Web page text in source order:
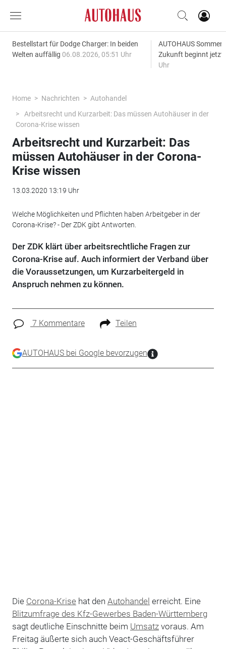
Bestellstart für Dodge Charger: In beiden
Welten auffällig 06.08.2026, 05:51 Uhr
AUTOHAUS
Zukunft beginnt jetzt
Uhr
Home Nachrichten
Autohandel
Arbeitsrecht und Kurzarbeit: Das müssen Autohäuser in der
Corona-Krise wissen
Arbeitsrecht und Kurzarbeit: Das
müssen Autohäuser in der Corona-
Krise wissen
13.03.2020 13:19 Uhr
Welche Möglichkeiten und Pflichten haben Arbeitgeber in der
Corona-Krise? - Der ZDK gibt Antworten.
Der ZDK klärt über arbeitsrechtliche Fragen zur
Corona-Krise auf. Auch informiert der Verband über
die Voraussetzungen, um Kurzarbeitergeld in
Anspruch nehmen zu können.
7 Kommentare Teilen
AUTOHAUS bei Google bevorzugen
Die Corona-Krise hat den Autohandel erreicht. Eine
Blitzumfrage des Kfz-Gewerbes Baden-Württemberg
sagt deutliche Einschnitte beim Umsatzvoraus. Am
Freitag äußerte sich auch Veact-Geschäftsführer